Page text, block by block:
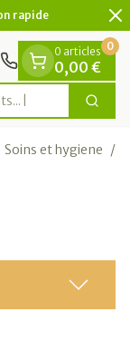
rapide
0 articles
0,00 €
0
Soins et hygiene /